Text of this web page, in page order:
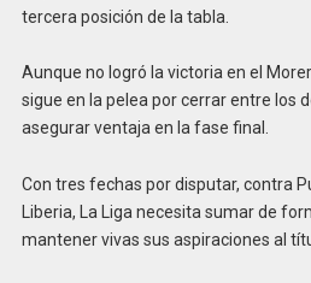
tercera posición de la tabla.
Aunque no logró la victoria en el
sigue en la pelea por cerrar entre los
asegurar ventaja en la fase final.
Con tres fechas por disputar, contra
Liberia, La Liga necesita sumar de
mantener vivas sus aspiraciones al